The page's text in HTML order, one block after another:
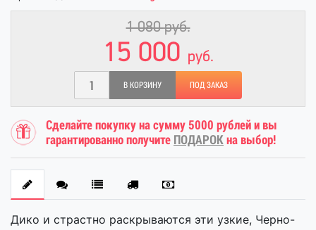
1 080руб.
15 000 руб.
В КОРЗИНУ ПОД ЗАКАЗ
Сделайте покупку на сумму 5000 рублей и вы
гарантированно получите ПОДАРОК на выбор!
Дико и страстно раскрываются эти узкие, Черно-